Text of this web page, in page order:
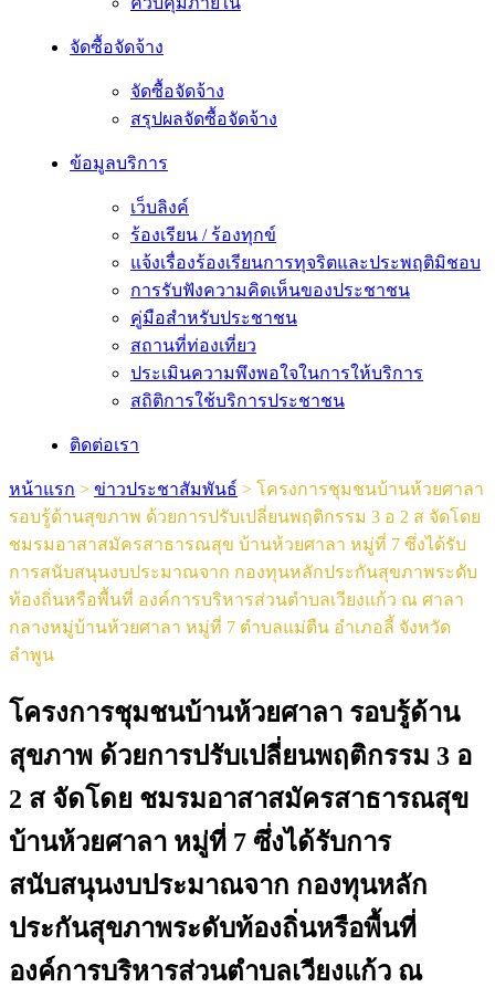
จัดซื้อจัดจ้าง
จัดซื้อจัดจ้าง
สรุปผลจัดซื้อจัดจ้าง
ข้อมูลบริการ
เว็บลิงค์
ร้องเรียน / ร้องทุกข์
แจ้งเรื่องร้องเรียนการทุจริตและประพฤติมิชอบ
การรับฟังความคิดเห็นของประชาชน
คู่มือสำหรับประชาชน
สถานที่ท่องเที่ยว
ประเมินความพึงพอใจในการให้บริการ
สถิติการใช้บริการประชาชน
ติดต่อเรา
หน้าแรก > ข่าวประชาสัมพันธ์ > โครงการชุมชนบ้านห้วยศาลา
รอบรู้ด้านสุขภาพ ด้วยการปรับเปลี่ยนพฤติกรรม 3 อ 2 ส จัดโดย
ชมรมอาสาสมัครสาธารณสุข บ้านห้วยศาลา หมู่ที่ 7 ซึ่งได้รับ
การสนับสนุนงบประมาณจาก กองทุนหลักประกันสุขภาพระดับ
ท้องถิ่นหรือพื้นที่ องค์การบริหารส่วนตำบลเวียงแก้ว ณ ศาลา
กลางหมู่บ้านห้วยศาลา หมู่ที่ 7 ตำบลแม่ตืน อำเภอลี้ จังหวัด
ลำพูน
โครงการชุมชนบ้านห้วยศาลา รอบรู้ด้าน
สุขภาพ ด้วยการปรับเปลี่ยนพฤติกรรม 3 อ
2 ส จัดโดย ชมรมอาสาสมัครสาธารณสุข
บ้านห้วยศาลา หมู่ที่ 7 ซึ่งได้รับการ
สนับสนุนงบประมาณจาก กองทุนหลัก
ประกันสุขภาพระดับท้องถิ่นหรือพื้นที่
องค์การบริหารส่วนตำบลเวียงแก้ว ณ